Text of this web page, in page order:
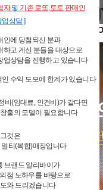
형 개인 편
바이 물류시스
품(상온상품,저온상품,페
의점체인과 경쟁할 수 있는
자및 기존 로또,토토 판매인
업상담]
인에 당첨되신 분과
하고 계신 분들을 대상으로
업상담을 진행하고 있습니다
수익 도모에 한계가 있습니다
비(임대료, 인건비)가 같다면
출의 모델이 필요합니다
그것은
티(복합)매장입니다
브랜드 알리바이가
점 노하우를 바탕으로
와 드리겠습니다